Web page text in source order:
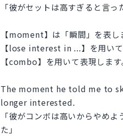
「彼がセットは高すぎると言
【moment】は「瞬間」を表し
【lose interest in ...】を用い
【combo】を用いて表現します
The moment he told me to
longer interested.
「彼がコンボは高いからやめ
た」